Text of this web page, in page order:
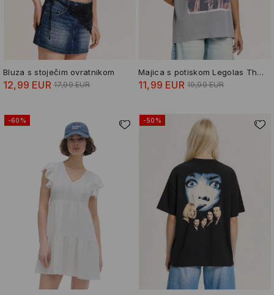
Bluza s stoječim ovratnikom
12,99 EUR 17,99 EUR
Majica s potiskom Legolas The Lord of the Rings
11,99 EUR 19,99 EUR
-60% -50%